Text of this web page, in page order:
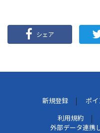
シェア
新規登録 ポ
利用規約
外部データ連携